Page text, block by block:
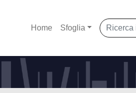
Home Sfoglia